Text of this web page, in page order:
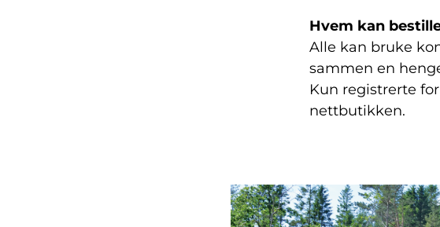
Hvem kan
Alle kan bruke
sammen en
Kun registrerte
nettbutikken.